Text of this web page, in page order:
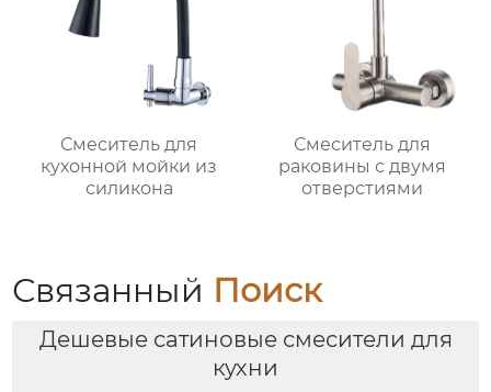
Смеситель для
кухонной мойки из
силикона
Смеситель для
раковины с двумя
отверстиями
Связанный Поиск
Дешевые сатиновые смесители для
кухни